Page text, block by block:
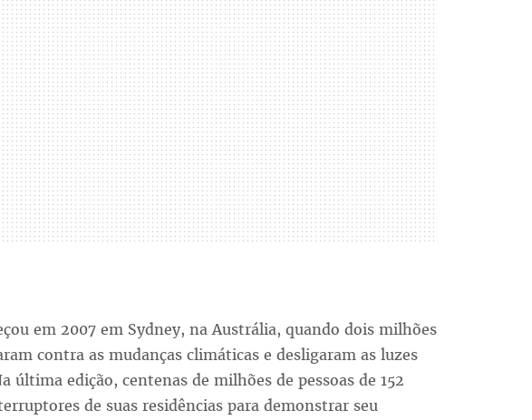
em 2007 em Sydney, na Austrália, quando dois milhões
contra as mudanças climáticas e desligaram as luzes
última edição, centenas de milhões de pessoas de 152
de suas residências para demonstrar seu